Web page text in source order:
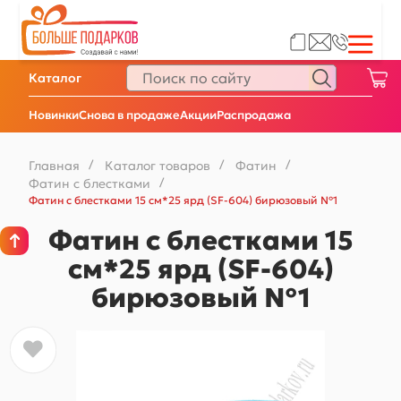
НовинкиСнова в продажеАкцииРаспродажа
Каталог
Главная / Каталог товаров / Фатин /
Фатин с блестками
/
Фатин с блестками 15 см*25 ярд (SF-604) бирюзовый №1
Фатин с блестками 15
см*25 ярд (SF-604)
бирюзовый №1